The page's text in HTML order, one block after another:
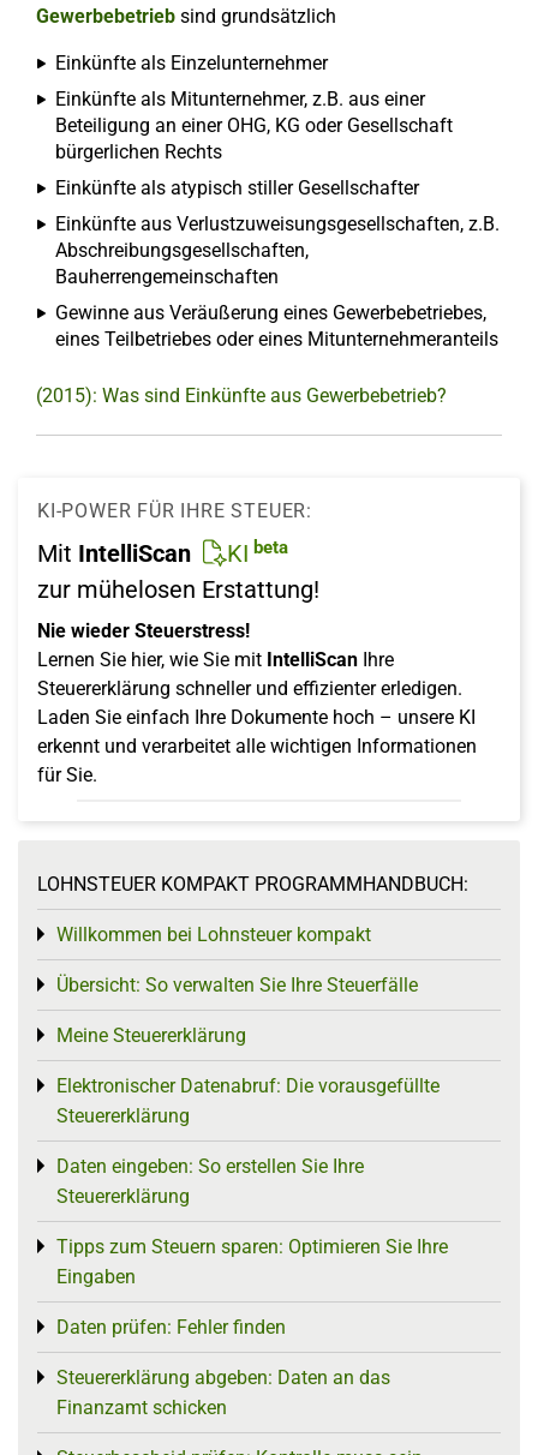
Gewerbebetrieb sind grundsätzlich
Einkünfte als Einzelunternehmer
Einkünfte als Mitunternehmer, z.B. aus einer
Beteiligung an einer OHG, KG oder Gesellschaft
bürgerlichen Rechts
Einkünfte als atypisch stiller Gesellschafter
Einkünfte aus Verlustzuweisungsgesellschaften, z.B.
Abschreibungsgesellschaften,
Bauherrengemeinschaften
Gewinne aus Veräußerung eines Gewerbebetriebes,
eines Teilbetriebes oder eines Mitunternehmeranteils
(2015): Was sind Einkünfte aus Gewerbebetrieb?
KI-POWER FÜR IHRE STEUER:
Mit IntelliScan KI beta
zur mühelosen Erstattung!
Nie wieder Steuerstress!
Lernen Sie hier, wie Sie mit IntelliScan Ihre
Steuererklärung schneller und effizienter erledigen.
Laden Sie einfach Ihre Dokumente hoch – unsere KI
erkennt und verarbeitet alle wichtigen Informationen
für Sie.
LOHNSTEUER KOMPAKT PROGRAMMHANDBUCH:
Willkommen bei Lohnsteuer kompakt
Toggle menu
Übersicht: So verwalten Sie Ihre Steuerfälle
Toggle menu
Meine Steuererklärung
Toggle menu
Elektronischer Datenabruf: Die vorausgefüllte
Steuererklärung
Toggle menu
Daten eingeben: So erstellen Sie Ihre
Steuererklärung
Toggle menu
Tipps zum Steuern sparen: Optimieren Sie Ihre
Eingaben
Toggle menu
Daten prüfen: Fehler finden
Toggle menu
Steuererklärung abgeben: Daten an das
Finanzamt schicken
Toggle menu